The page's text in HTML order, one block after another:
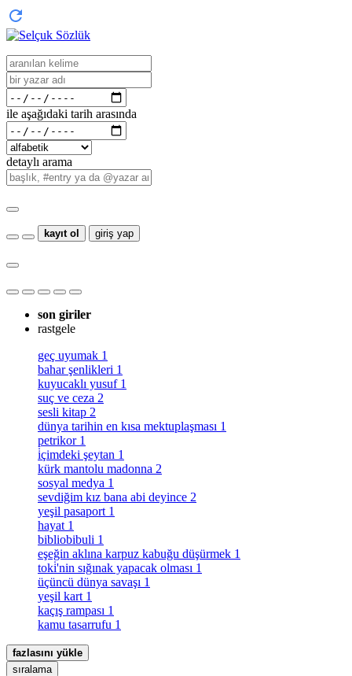
ile aşağıdaki tarih arasında
detaylı arama
kayıt ol giriş yap
son giriler
rastgele
geç uyumak 1
bahar şenlikleri 1
kuyucaklı yusuf 1
suç ve ceza 2
sesli kitap 2
dünya tarihin en kısa mektuplaşması 1
petrikor 1
i̇çimdeki şeytan 1
kürk mantolu madonna 2
sosyal medya 1
sevdiğim kız bana abi deyince 2
yeşil pasaport 1
hayat 1
bibliobibuli 1
eşeğin aklına karpuz kabuğu düşürmek 1
toki̇'nin sığınak yapacak olması 1
üçüncü dünya savaşı 1
yeşil kart 1
kaçış rampası 1
kamu tasarrufu 1
fazlasını yükle
sıralama